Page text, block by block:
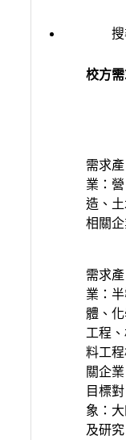
校方
需求產
業：營
造、
相關
需求產
業：
體、
工程
料工程
關企業
目標對
象：
及研究